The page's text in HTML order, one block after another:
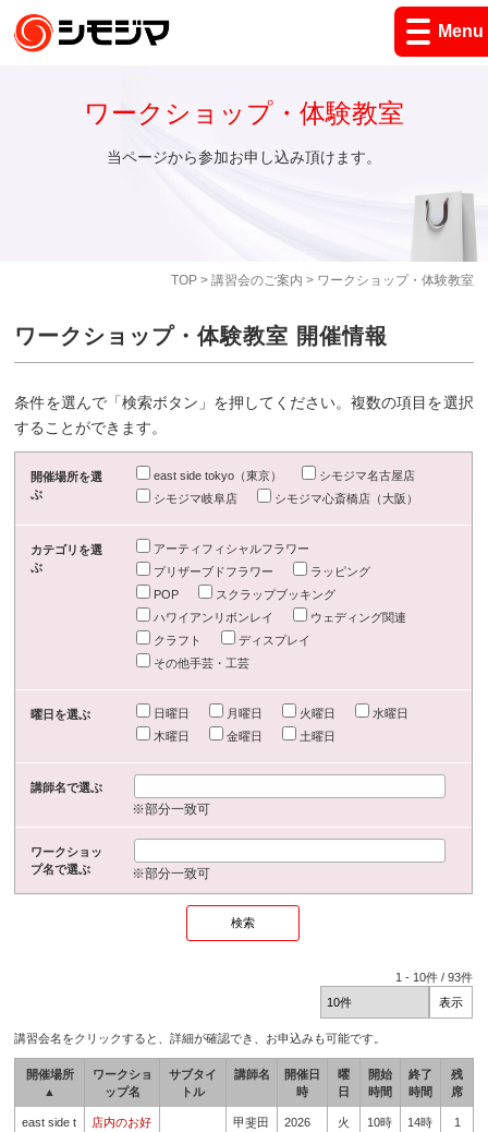
Menu
TOP> 講習会のご案内 > ワークショップ・体験教室
ワークショップ・体験教室
当ページから参加お申し込み頂けます。
ワークショップ・体験教室 開催情報
条件を選んで「検索ボタン」を押してください。複数の項目を選択
することができます。
開催場所を選
ぶ
east side tokyo（東京）
シモジマ名古屋店
シモジマ岐阜店
シモジマ心斎橋店（大阪）
カテゴリを選
ぶ
アーティフィシャルフラワー
プリザーブドフラワー
ラッピング
POP
スクラップブッキング
ハワイアンリボンレイ
ウェディング関連
クラフト
ディスプレイ
その他手芸・工芸
曜日を選ぶ 日曜日 月曜日 火曜日
水曜日
木曜日
金曜日 土曜日
講師名で選ぶ
※部分一致可
ワークショッ
プ名で選ぶ
※部分一致可
1 - 10件 /93件
講習会名をクリックすると、詳細が確認でき、お申込みも可能です。
開催場所
▲
ワークショ
ップ名
サブタイ
トル
講師名
開催日
時
曜
日
開始
時間
終了
時間
残
席
east side t
店内のお好
甲斐田
2026
火
10時
14時
1